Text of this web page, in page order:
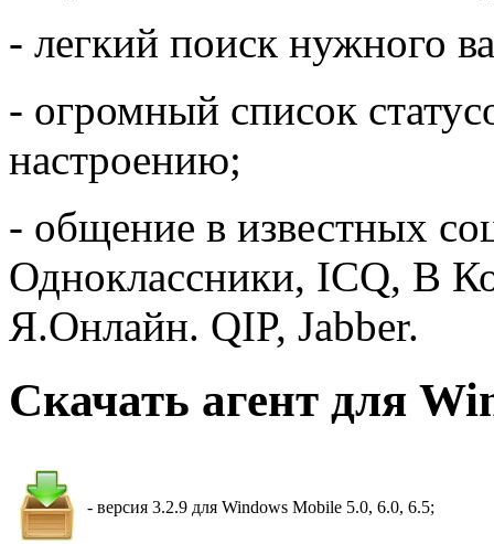
- легкий поиск нужного
- огромный список
настроению;
- общение в известных
Одноклассники, ICQ, В
Я.Онлайн. QIP, Jabber.
Скачать агент для
- версия 3.2.9 для Windows Mobile 5.0, 6.0, 6.5;